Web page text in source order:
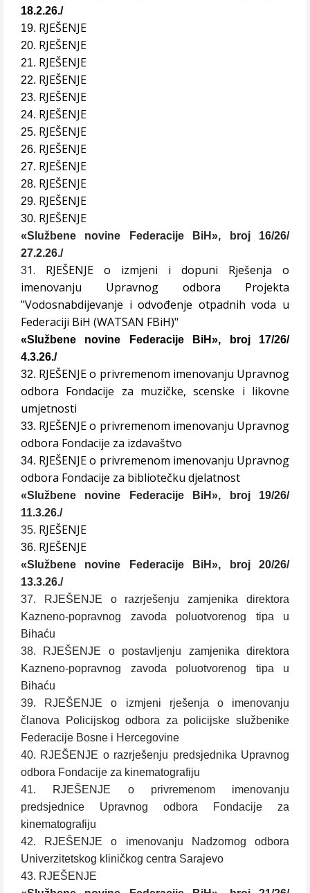
18.2.26./
19. RJEŠENJE
20. RJEŠENJE
21. RJEŠENJE
22. RJEŠENJE
23. RJEŠENJE
24. RJEŠENJE
25. RJEŠENJE
26. RJEŠENJE
27. RJEŠENJE
28. RJEŠENJE
29. RJEŠENJE
30. RJEŠENJE
«Službene novine Federacije BiH», broj 16/26/
27.2.26./
31.
RJEŠENJE o izmjeni i dopuni Rješenja o
imenovanju Upravnog odbora Projekta
"Vodosnabdijevanje i odvođenje otpadnih voda u
Federaciji BiH (WATSAN FBiH)"
«Službene novine Federacije BiH», broj 17/26/
4.3.26./
32. RJEŠENJE o privremenom imenovanju Upravnog
odbora Fondacije za muzičke, scenske i likovne
umjetnosti
33. RJEŠENJE o privremenom imenovanju Upravnog
odbora Fondacije za izdavaštvo
34. RJEŠENJE o privremenom imenovanju Upravnog
odbora Fondacije za bibliotečku djelatnost
«Službene novine Federacije BiH», broj 19/26/
11.3.26./
35. RJEŠENJE
36. RJEŠENJE
«Službene novine Federacije BiH», broj 20/26/
13.3.26./
37. RJEŠENJE o razrješenju zamjenika direktora
Kazneno-popravnog zavoda poluotvorenog tipa u
Bihaću
38. RJEŠENJE o postavljenju zamjenika direktora
Kazneno-popravnog zavoda poluotvorenog tipa u
Bihaću
39. RJEŠENJE o izmjeni rješenja o imenovanju
članova Policijskog odbora za policijske službenike
Federacije Bosne i Hercegovine
40. RJEŠENJE o razrješenju predsjednika Upravnog
odbora Fondacije za kinematografiju
41. RJEŠENJE o privremenom imenovanju
predsjednice Upravnog odbora Fondacije za
kinematografiju
42. RJEŠENJE o imenovanju Nadzornog odbora
Univerzitetskog kliničkog centra Sarajevo
43. RJEŠENJE